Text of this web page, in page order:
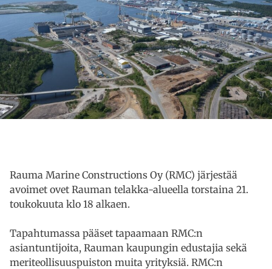
Rauma Marine Constructions Oy (RMC) järjestää
avoimet ovet Rauman telakka-alueella torstaina 21.
toukokuuta klo 18 alkaen.
Tapahtumassa pääset tapaamaan RMC:n
asiantuntijoita, Rauman kaupungin edustajia sekä
meriteollisuuspuiston muita yrityksiä. RMC:n